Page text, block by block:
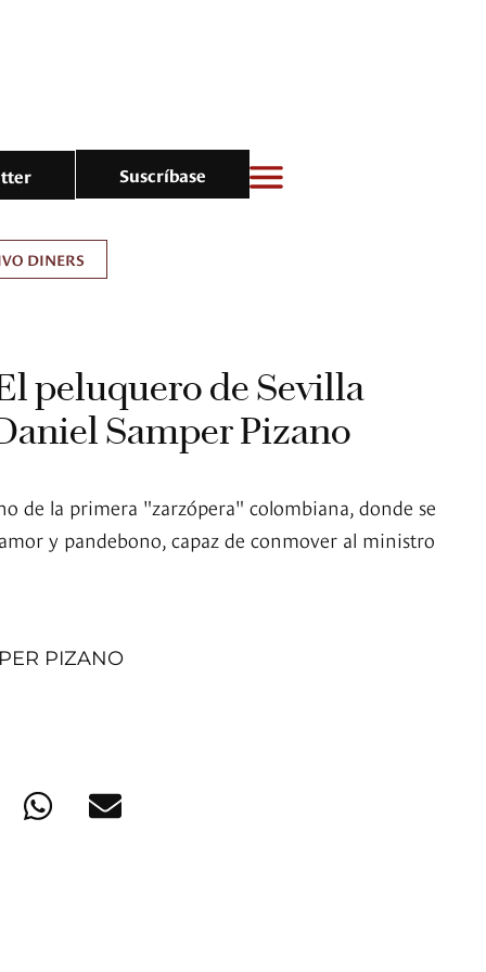
Suscríbase
DINERS
peluquero de Sevilla
Samper Pizano
de la primera "zarzópera" colombiana, donde se
y pandebono, capaz de conmover al ministro
PIZANO